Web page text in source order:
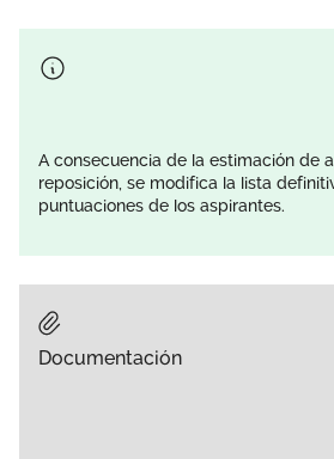
A consecuencia de la estimación de
reposición, se modifica la lista
puntuaciones de los aspirantes.
Documentación